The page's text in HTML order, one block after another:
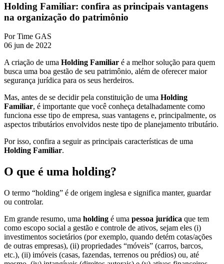
Holding Familiar: confira as principais vantagens
na organização do patrimônio
PorTime GAS
06 jun de 2022
A criação de uma Holding Familiar é a melhor solução para quem
busca uma boa gestão de seu patrimônio, além de oferecer maior
segurança jurídica para os seus herdeiros.
Mas, antes de se decidir pela constituição de uma Holding
Familiar, é importante que você conheça detalhadamente como
funciona esse tipo de empresa, suas vantagens e, principalmente, os
aspectos tributários envolvidos neste tipo de planejamento tributário.
Por isso, confira a seguir as principais características de uma
Holding Familiar.
O que é uma holding?
O termo “holding” é de origem inglesa e significa manter, guardar
ou controlar.
Em grande resumo, uma holding é uma pessoa jurídica que tem
como escopo social a gestão e controle de ativos, sejam eles (i)
investimentos societários (por exemplo, quando detém cotas/ações
de outras empresas), (ii) propriedades “móveis” (carros, barcos,
etc.), (ii) imóveis (casas, fazendas, terrenos ou prédios) ou, até